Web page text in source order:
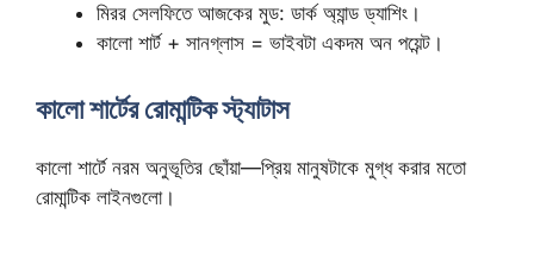
মিরর সেলফিতে আজকের মুড: ডার্ক অ্যান্ড ড্যাশিং।
কালো শার্ট + সানগ্লাস = ভাইবটা একদম অন পয়েন্ট।
কালো শার্টের রোমান্টিক স্ট্যাটাস
কালো শার্টে নরম অনুভূতির ছোঁয়া—প্রিয় মানুষটাকে মুগ্ধ করার মতো
রোমান্টিক লাইনগুলো।